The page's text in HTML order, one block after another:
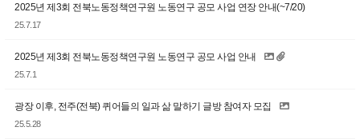
2025년 제3회 전북노동정책연구원 노동연구 공모 사업 연장 안내(~7/20)
25.7.17
2025년 제3회 전북노동정책연구원 노동연구 공모 사업 안내
25.7.1
광장 이후, 전주(전북) 퀴어들의 일과 삶 말하기 글방 참여자 모집
25.5.28